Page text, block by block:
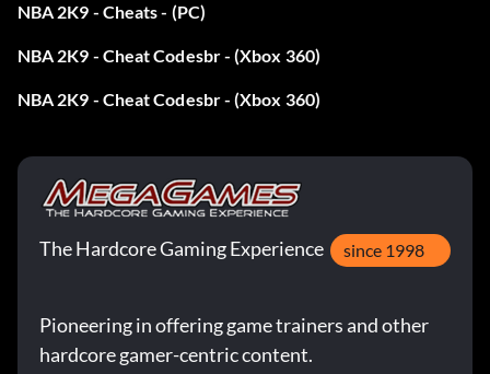
Voreinstellung: PG-Verteiler
Schießen 3 Pt.: 74
Eintauchen: 85
NBA 2K9 - Cheats - (PC)
NBA 2K9 - Cheat Codesbr - (Xbox 360)
NBA 2K9 - Cheat Codesbr - (Xbox 360)
The Hardcore Gaming Experience since 1998
Pioneering in offering game trainers and other
hardcore gamer-centric content.